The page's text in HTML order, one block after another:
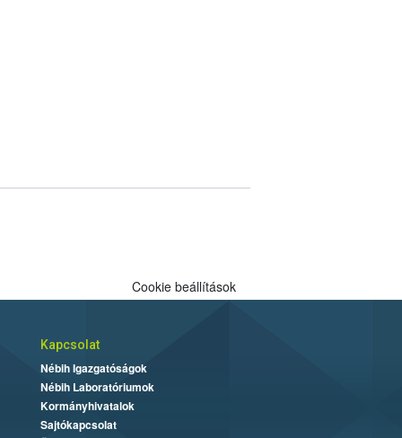
Cookie beállítások
Kapcsolat
Nébih Igazgatóságok
Nébih Laboratóriumok
Kormányhivatalok
Sajtókapcsolat